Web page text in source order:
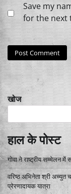
Save my
for the next
खोज
हाल के पोस्ट
गोवा ने राष्ट्रीय सम्मेलन
वरिष्ठ अभिनेता श्री
प्रेरणादायक यात्रा